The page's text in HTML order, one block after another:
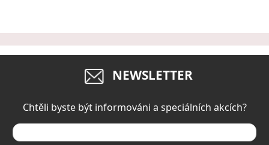
NEWSLETTER
Chtěli byste být informováni a speciálních akcích?